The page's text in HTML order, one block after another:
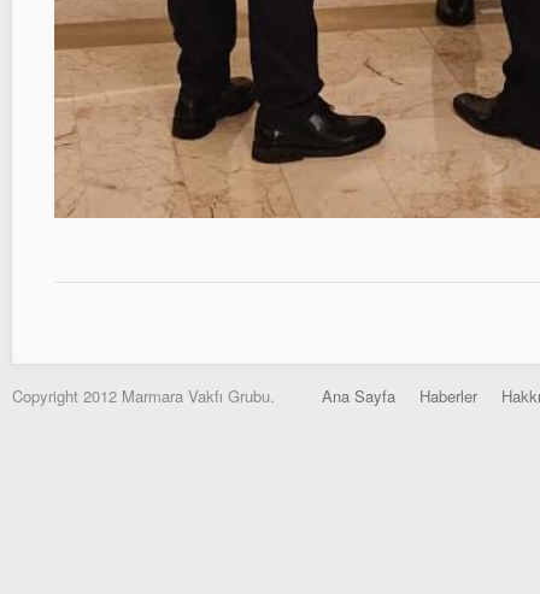
Copyright 2012 Marmara Vakfı Grubu. Ana Sayfa Haberler